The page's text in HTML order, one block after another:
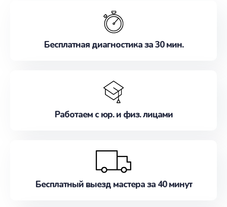
наилучшим образом. Не медлите записаться на
Бесплатная диагностика за 30 мин.
Работаем с юр. и физ. лицами
Бесплатный выезд мастера за 40 минут